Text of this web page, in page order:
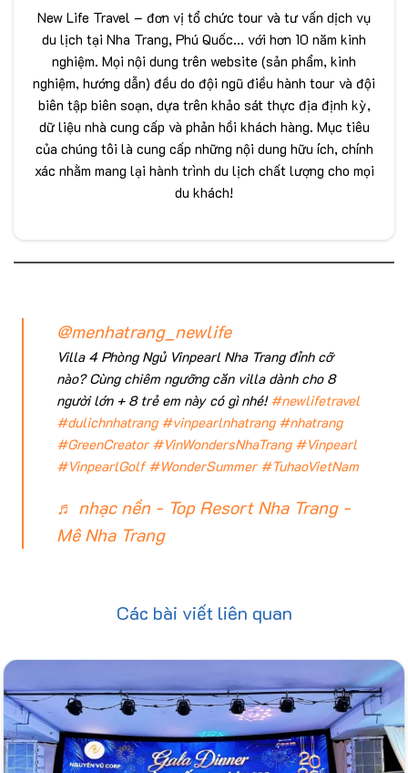
New Life Travel – đơn vị tổ chức tour và tư vấn dịch vụ
du lịch tại Nha Trang, Phú Quốc... với hơn 10 năm kinh
nghiệm. Mọi nội dung trên website (sản phẩm, kinh
nghiệm, hướng dẫn) đều do đội ngũ điều hành tour và đội
biên tập biên soạn, dựa trên khảo sát thực địa định kỳ,
dữ liệu nhà cung cấp và phản hồi khách hàng. Mục tiêu
của chúng tôi là cung cấp những nội dung hữu ích, chính
xác nhằm mang lại hành trình du lịch chất lượng cho mọi
du khách!
@menhatrang_newlife
Villa 4 Phòng Ngủ Vinpearl Nha Trang đỉnh cỡ
nào? Cùng chiêm ngưỡng căn villa dành cho 8
người lớn + 8 trẻ em này có gì nhé!#newlifetravel
#dulichnhatrang #vinpearlnhatrang #nhatrang
#GreenCreator #VinWondersNhaTrang #Vinpearl
#VinpearlGolf #WonderSummer #TuhaoVietNam
♬ nhạc nền - Top Resort Nha Trang -
Mê Nha Trang
Các bài viết liên quan